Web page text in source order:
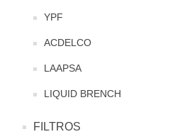
YPF
ACDELCO
LAAPSA
LIQUID BRENCH
FILTROS